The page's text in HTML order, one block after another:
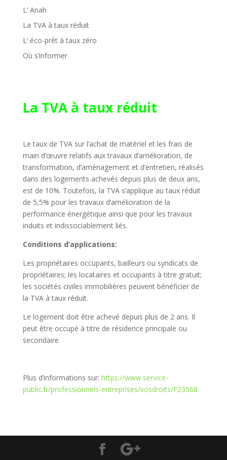
L’ Anah
La TVA à taux réduit
L’ éco-prêt à taux zéro
Où s’informer
La TVA à taux réduit
Le taux de TVA sur l’achat de matériel et les frais de
main d’œuvre relatifs aux travaux d’amélioration, de
transformation, d’aménagement et d’entretien, réalisés
dans des logements achevés depuis plus de deux ans,
est de 10%. Toutefois, la TVA s’applique au taux réduit
de 5,5% pour les travaux d’amélioration de la
performance énergétique ainsi que pour les travaux
induits et indissociablement liés.
Conditions d’applications:
Les propriétaires occupants, bailleurs ou syndicats de
propriétaires; les locataires et occupants à titre gratuit;
les sociétés civiles immobilières peuvent bénéficier de
la TVA à taux réduit.
Le logement doit être achevé depuis plus de 2 ans. Il
peut être occupé à titre de résidence principale ou
secondaire.
Plus d’informations sur: https://www.service-
public.fr/professionnels-entreprises/vosdroits/F23568